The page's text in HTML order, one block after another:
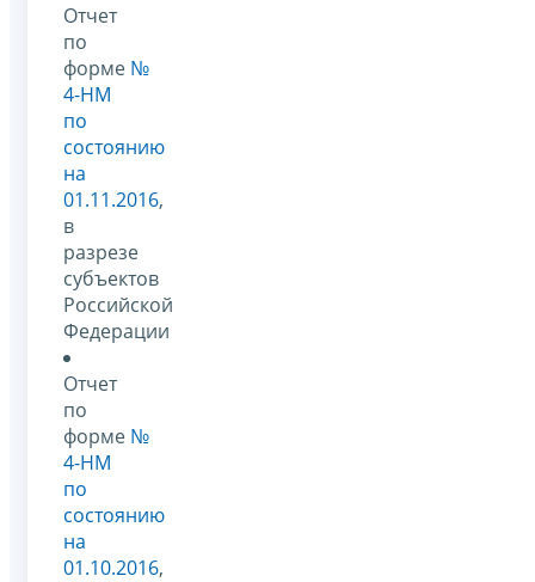
Отчет
по
форме №
4-НМ
по
состоянию
на
01.11.2016,
в
разрезе
субъектов
Российской
Федерации
Отчет
по
форме №
4-НМ
по
состоянию
на
01.10.2016,